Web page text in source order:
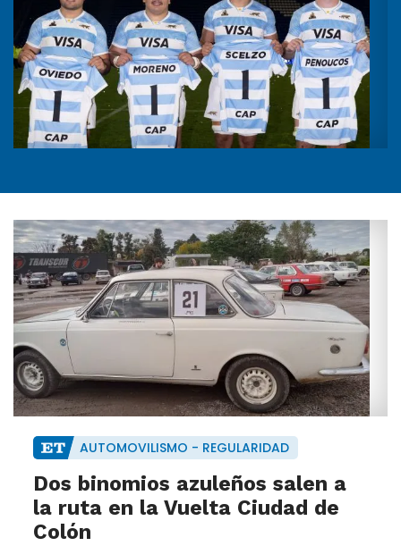
AUTOMOVILISMO - REGULARIDAD
Dos binomios azuleños salen a
la ruta en la Vuelta Ciudad de
Colón